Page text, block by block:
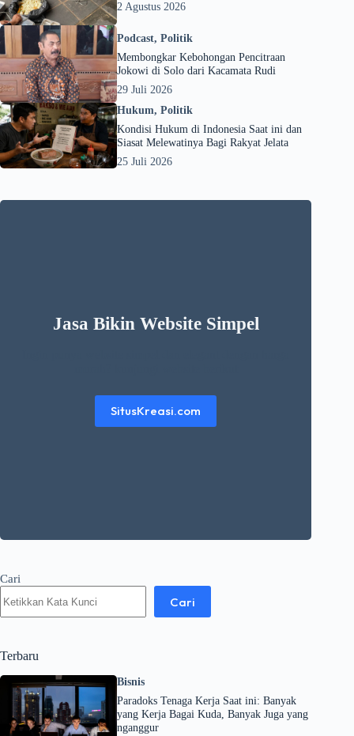
2 Agustus 2026
Podcast, Politik
Membongkar Kebohongan Pencitraan
Jokowi di Solo dari Kacamata Rudi
29 Juli 2026
Hukum, Politik
Kondisi Hukum di Indonesia Saat ini dan
Siasat Melewatinya Bagi Rakyat Jelata
25 Juli 2026
Jasa Bikin Website Simpel
SitusKreasi.com
Cari
Cari
Terbaru
Bisnis
Paradoks Tenaga Kerja Saat ini: Banyak
yang Kerja Bagai Kuda, Banyak Juga yang
nganggur